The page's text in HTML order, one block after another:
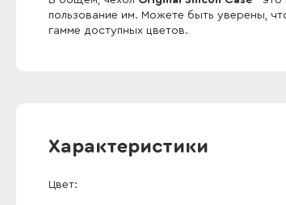
пользование им. Можете быть уверены,
гамме доступных цветов.
Характеристики
Цвет